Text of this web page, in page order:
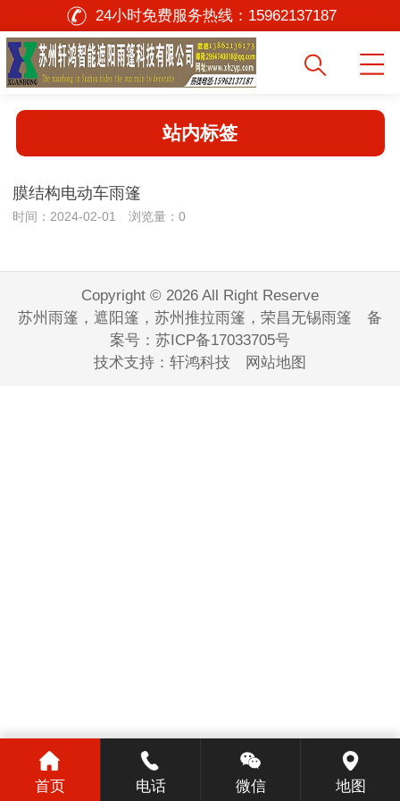
24小时免费服务热线： 15962137187
站内标签
膜结构电动车雨篷
时间：2024-02-01 浏览量：0
Copyright © 2026 All Right Reserve
苏州雨篷，遮阳篷，苏州推拉雨篷，荣昌无锡雨篷 备
案号： 苏ICP备17033705号
技术支持： 轩鸿科技 网站地图
首页 电话 微信 地图